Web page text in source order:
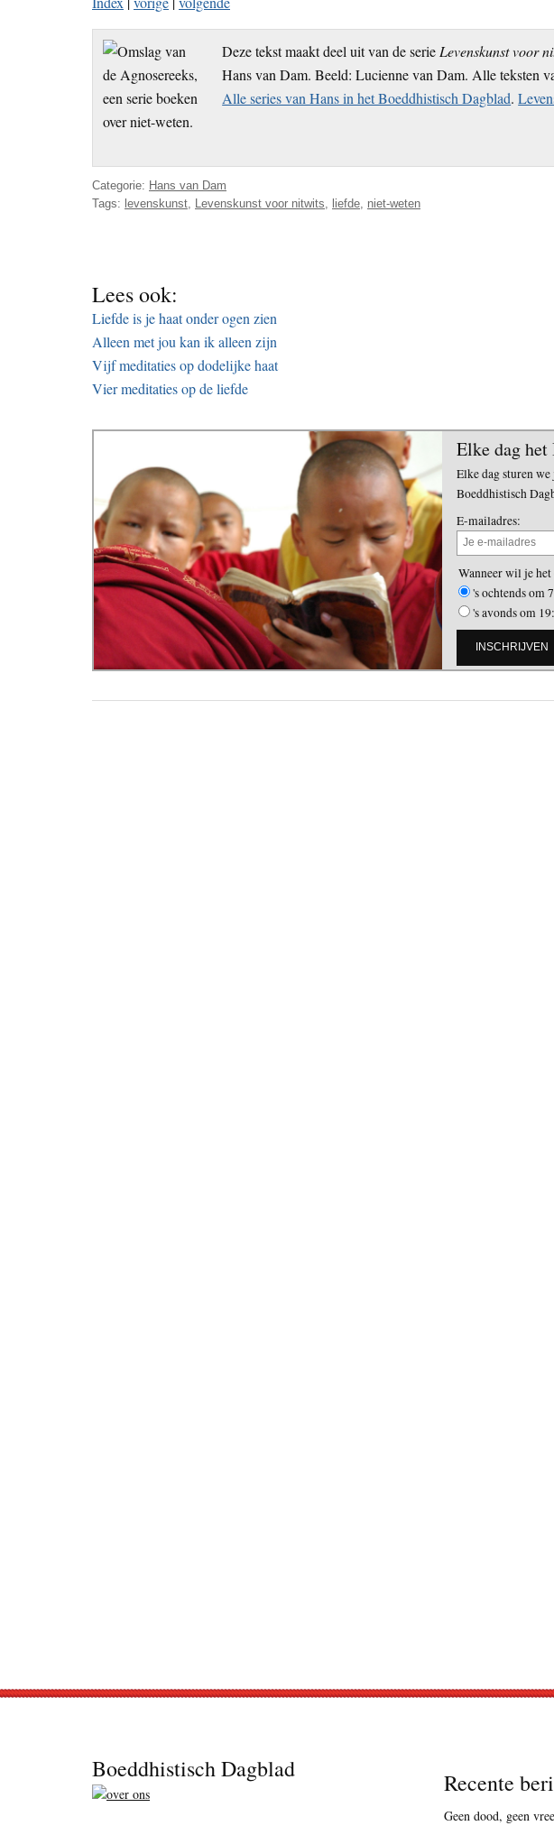
Deze tekst maakt deel uit van de serieLevenskunst voor
Hans van Dam. Beeld: Lucienne van Dam. Alle teksten
Alle series van Hans in het Boeddhistisch Dagblad.
Categorie: Hans van Dam
Tags: levenskunst Levenskunst voor nitwits liefde niet-weten
Lees ook:
Liefde is je haat onder ogen zien
Alleen met jou kan ik alleen zijn
Vijf meditaties op dodelijke haat
Vier meditaties op de liefde
Elke dag
Elke dag sturen
Boeddhistisch
E-mailadres:
Wanneer wil je
's ochtends om
's avonds om
Boeddhistisch Dagblad Recente
Geen dood, geen